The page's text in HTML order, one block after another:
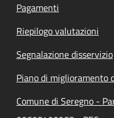
Pagamenti
Riepilogo valutazioni
Segnalazione disservizio
Piano di miglioramento
Comune di Seregno -